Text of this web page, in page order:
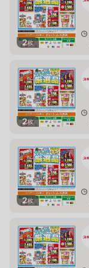
2枚
2枚
2枚